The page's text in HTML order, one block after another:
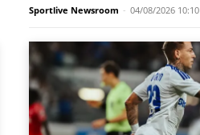
Sportlive Newsroom - 04/08/2026 10:10